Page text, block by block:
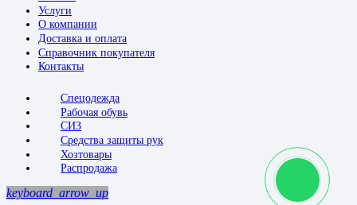
Услуги
О компании
Доставка и оплата
Справочник покупателя
Контакты
Спецодежда
Рабочая обувь
СИЗ
Средства защиты рук
Хозтовары
Распродажа
keyboard_arrow_up